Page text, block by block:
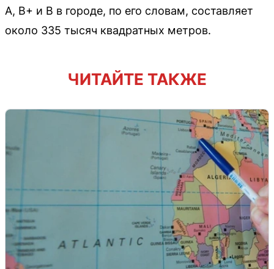
А, В+ и В в городе, по его словам, составляет
около 335 тысяч квадратных метров.
ЧИТАЙТЕ ТАКЖЕ